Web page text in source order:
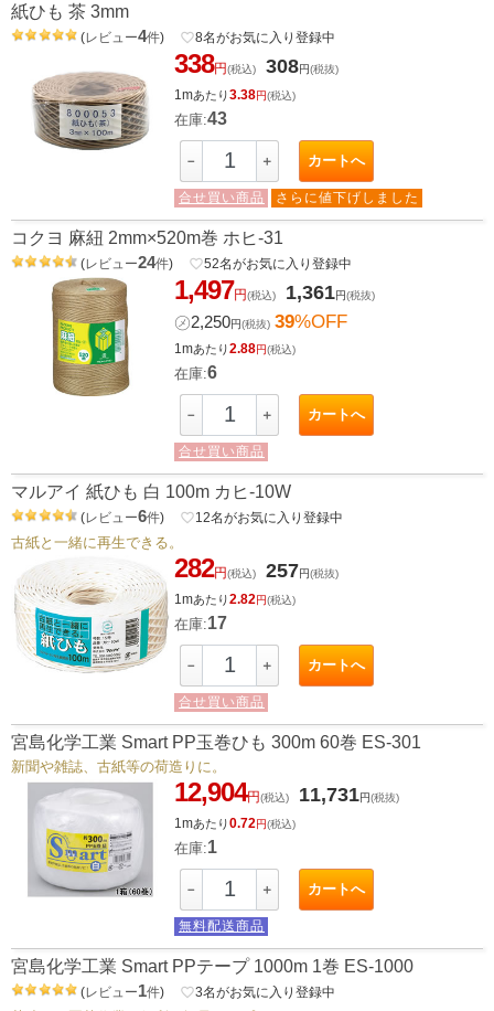
紙ひも 茶 3mm
(レビュー4件) favorite_border8名がお気に入り登録中
338円(税込) 308円(税抜)
1mあたり3.38円(税込)
在庫:43
－ ＋ カートへ
合せ買い商品 さらに値下げしました
コクヨ 麻紐 2mm×520m巻 ホヒ-31
(レビュー24件) favorite_border52名がお気に入り登録中
1,497円(税込) 1,361円(税抜)
㋱2,250円(税抜) 39%OFF
1mあたり2.88円(税込)
在庫:6
－ ＋ カートへ
合せ買い商品
マルアイ 紙ひも 白 100m カヒ-10W
(レビュー6件) favorite_border12名がお気に入り登録中
古紙と一緒に再生できる。
282円(税込) 257円(税抜)
1mあたり2.82円(税込)
在庫:17
－ ＋ カートへ
合せ買い商品
宮島化学工業 Smart PP玉巻ひも 300m 60巻 ES-301
新聞や雑誌、古紙等の荷造りに。
12,904円(税込) 11,731円(税抜)
1mあたり0.72円(税込)
在庫:1
－ ＋ カートへ
無料配送商品
宮島化学工業 Smart PPテープ 1000m 1巻 ES-1000
(レビュー1件) favorite_border3名がお気に入り登録中